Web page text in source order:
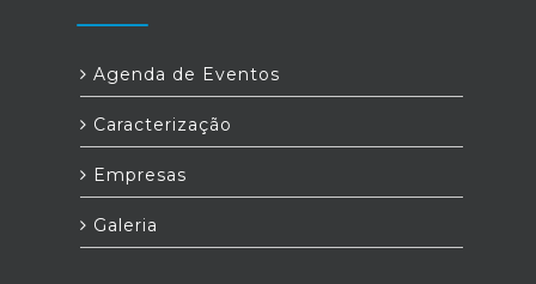
Agenda de Eventos
Caracterização
Empresas
Galeria